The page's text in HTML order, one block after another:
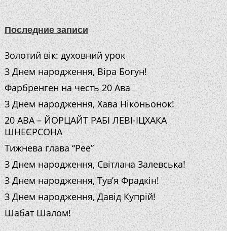
Последние записи
Золотий вік: духовний урок
З Днем народження, Віра Богун!
Фарбренген на честь 20 Ава
З Днем народження, Хава Ніконьонок!
20 АВА – ЙОРЦАЙТ РАБІ ЛЕВІ-ІЦХАКА
ШНЕЄРСОНА
Тижнева глава “Рее”
З Днем народження, Світлана Залевська!
З Днем народження, Тув’я Фрадкін!
З Днем народження, Давід Купрій!
Шабат Шалом!